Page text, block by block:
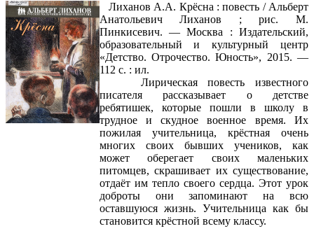
Лиханов А.А. Крёсна : повесть / Альберт
Анатольевич Лиханов ; рис. М.
Пинкисевич. — Москва : Издательский,
образовательный и культурный центр
«Детство. Отрочество. Юность», 2015. —
112 с. : ил.
Лирическая повесть известного
писателя рассказывает о детстве
ребятишек, которые пошли в школу в
трудное и скудное военное время. Их
пожилая учительница, крёстная очень
многих своих бывших учеников, как
может оберегает своих маленьких
питомцев, скрашивает их существование,
отдаёт им тепло своего сердца. Этот урок
доброты они запоминают на всю
оставшуюся жизнь. Учительница как бы
становится крёстной всему классу.